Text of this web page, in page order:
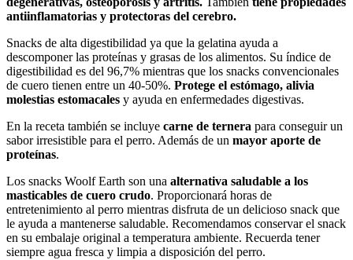
antiinflamatorias y protectoras del cerebro.
Snacks de alta digestibilidad ya que la gelatina ayuda a
descomponer las proteínas y grasas de los alimentos. Su índice de
digestibilidad es del 96,7% mientras que los snacks convencionales
de cuero tienen entre un 40-50%. Protege el estómago, alivia
molestias estomacales y ayuda en enfermedades digestivas.
En la receta también se incluye carne de ternera para conseguir un
sabor irresistible para el perro. Además de un mayor aporte de
proteínas.
Los snacks Woolf Earth son una alternativa saludable a los
masticables de cuero crudo. Proporcionará horas de
entretenimiento al perro mientras disfruta de un delicioso snack que
le ayuda a mantenerse saludable. Recomendamos conservar el snack
en su embalaje original a temperatura ambiente. Recuerda tener
siempre agua fresca y limpia a disposición del perro.